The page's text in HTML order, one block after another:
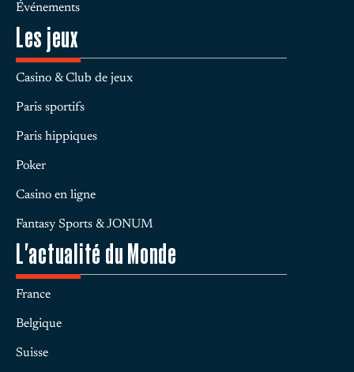
Événements
Les jeux
Casino & Club de jeux
Paris sportifs
Paris hippiques
Poker
Casino en ligne
Fantasy Sports & JONUM
L'actualité du Monde
France
Belgique
Suisse